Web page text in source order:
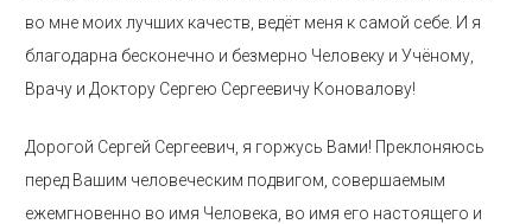
во мне моих лучших качеств, ведёт меня к самой себе. И я
благодарна бесконечно и безмерно Человеку и Учёному,
Врачу и Доктору Сергею Сергеевичу Коновалову!
Дорогой Сергей Сергеевич, я горжусь Вами! Преклоняюсь
перед Вашим человеческим подвигом, совершаемым
ежемгновенно во имя Человека, во имя его настоящего и